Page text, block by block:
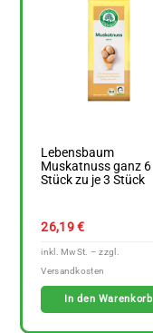
Lebensbaum
Muskatnuss ganz 6
Stück zu je 3 Stück
26,19€
In den Warenkorb